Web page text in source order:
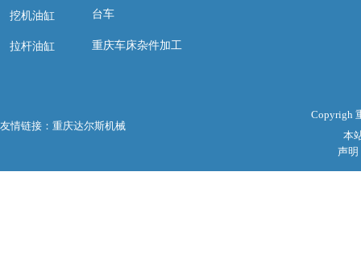
台车
重庆车床杂件加工
本
Copyrigh
挖机油缸
拉杆油缸
声
友情链接： 重庆达尔斯机械